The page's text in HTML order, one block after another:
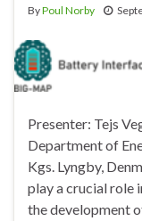
ByPoul Norby
Presenter: Tejs
Department of
Kgs. Lyngby,
play a crucial role
the development